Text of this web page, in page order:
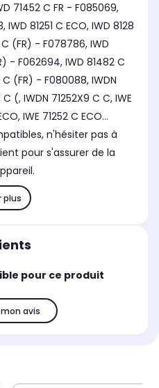
71452 C FR - F085069,
81251 C ECO, IWD 8128
(FR) - F078786, IWD
- F062694, IWD 81482 C
(FR) - F080088, IWDN
(, IWDN 71252X9 C C, IWE
IWE 71252 C ECO...
n'hésiter pas à
pour s'assurer de la
plus
pour ce produit
avis